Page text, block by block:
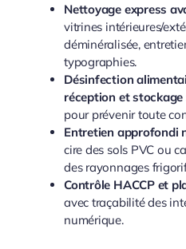
Nettoyage express
vitrines intérieures/
déminéralisée,
typographies.
Désinfection
réception et stockage
pour prévenir toute
Entretien approfondi
cire des sols PVC ou
des rayonnages
Contrôle HACCP et
avec traçabilité des
numérique.